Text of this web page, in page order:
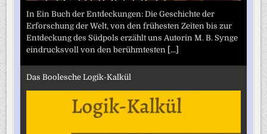
In Ein Buch der Entdeckungen: Die Geschichte der
Erforschung der Welt, von den frühesten Zeiten bis zur
Entdeckung des Südpols erzählt uns Autorin M. B. Synge
eindrucksvoll von den berühmtesten
[...]
Das Boolesche Logik-Kalkül